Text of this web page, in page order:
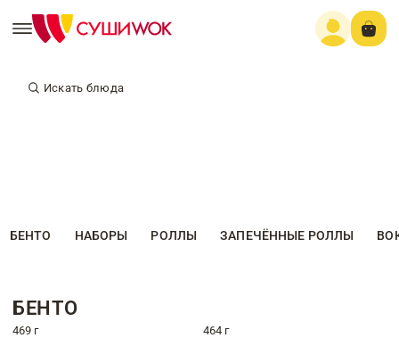
Искать блюда
БЕНТО НАБОРЫ РОЛЛЫ ЗАПЕЧЁННЫЕ РОЛЛЫ
БЕНТО
469 г 464 г